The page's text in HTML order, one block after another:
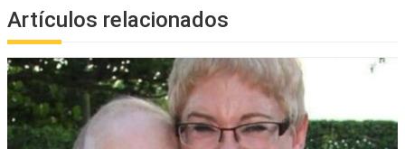
Artículos relacionados